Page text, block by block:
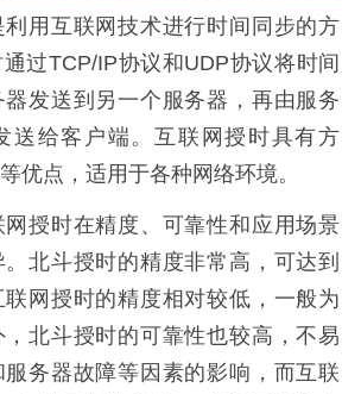
用互联网技术进行时间同步的方
过TCP/IP协议和UDP协议将时间
发送到另一个服务器，再由服务
送给客户端。互联网授时具有方
优点，适用于各种网络环境。
授时在精度、可靠性和应用场景
北斗授时的精度非常高，可达到
网授时的精度相对较低，一般为
北斗授时的可靠性也较高，不易
务器故障等因素的影响，而互联